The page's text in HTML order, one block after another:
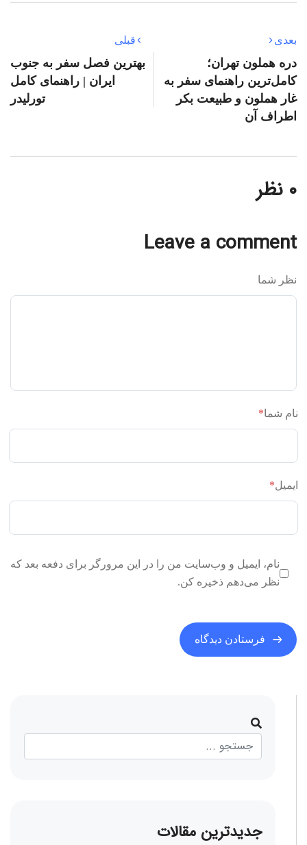
قبلی
بهترین فصل سفر به جنوب
ایران | راهنمای کامل
تورلیدر
بعدی
دره هملون تهران؛
کامل‌ترین راهنمای سفر به
غار هملون و طبیعت بکر
اطراف آن
۰ نظر
Leave a comment
نظر شما
نام شما*
ایمیل*
نام، ایمیل و وب‌سایت من را در این مرورگر برای دفعه بعد که
نظر می‌دهم ذخیره کن.
جدیدترین مقالات